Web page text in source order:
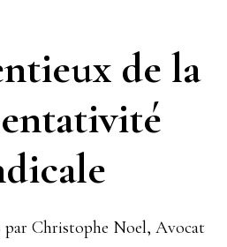
de la
par Christophe Noel, Avocat